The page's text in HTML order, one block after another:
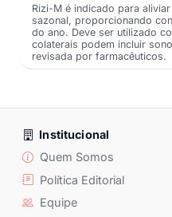
Rizi-M é indicado para
sazonal, proporcionando
do ano. Deve ser utilizado
colaterais podem incluir
revisada por farmacêuticos.
Institucional
Quem Somos
Política Editorial
Equipe